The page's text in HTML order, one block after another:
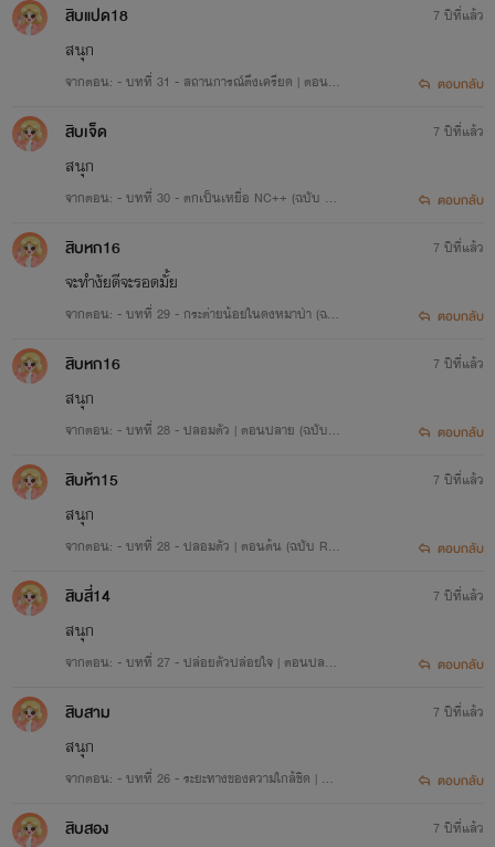
'เล่ห์รัก พยัคฆ์ทมิฬ'
แนว:รักวัยรุ่น อีโรติก 25+
สิบแปด18
สนุก
จากตอน: - บทที่ 31 - สถานการณ์ตึงเครียด | ตอนป
7 ปีที่แล้ว
ตอบกลับ
สิบเจ็ด
สนุก
จากตอน: - บทที่ 30 - ตกเป็นเหยื่อ NC++ (ฉบับ R
7 ปีที่แล้ว
ตอบกลับ
สิบหก16
จะทำงัยดีจะรอดมั้ย
จากตอน: - บทที่ 29 - กระต่ายน้อยในดงหมาป่า (ฉบั
7 ปีที่แล้ว
ตอบกลับ
สิบหก16
สนุก
จากตอน: - บทที่ 28 - ปลอมตัว | ตอนปลาย (ฉบับ
7 ปีที่แล้ว
ตอบกลับ
สิบห้า15
สนุก
จากตอน: - บทที่ 28 - ปลอมตัว | ตอนต้น (ฉบับ RE
7 ปีที่แล้ว
ตอบกลับ
สิบสี่14
สนุก
จากตอน: - บทที่ 27 - ปล่อยตัวปล่อยใจ | ตอนปลาย
7 ปีที่แล้ว
ตอบกลับ
สิบสาม
สนุก
จากตอน: - บทที่ 26 - ระยะทางของความใกล้ชิด | ตอ
7 ปีที่แล้ว
ตอบกลับ
สิบสอง 7 ปีที่แล้ว